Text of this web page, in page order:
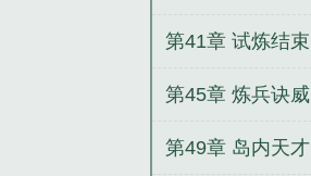
第41章 试炼结束
第45章 炼兵诀威
第49章 岛内天才